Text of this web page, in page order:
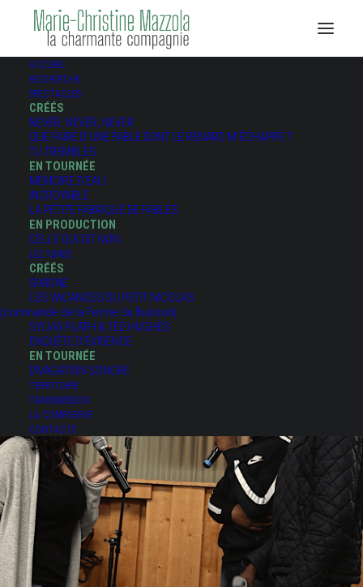
ACCUEIL
RECHERCHE
SPECTACLES
CRÉÉS
NEVER, NEVER, NEVER
QUE FAIRE D’UNE FABLE DONT LE RENARD M’ÉCHAPPE ?
TU TREMBLES
EN TOURNÉE
MÉMOIRE D’EAU
INCROYABLE
LA PETITE FABRIQUE DE FABLES
EN PRODUCTION
CELLE QUI DIT NON
LECTURES
CRÉÉS
SIMONE
LES VACANCES DU PETIT NICOLAS
(commande de la Ferme du Buisson)
SYLVIA PLATH & TED HUGHES
ENQUÊTE D’ÉVIDENCE
EN TOURNÉE
DIVAGATION SONORE
TERRITOIRE
TRANSMISSION
LA COMPAGNIE
CONTACTS